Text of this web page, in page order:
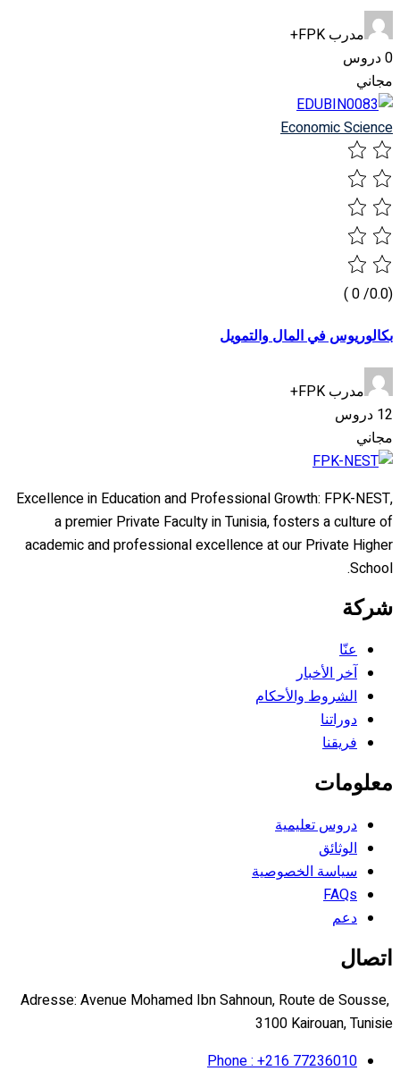
مدرب FPK+
0 دروس
مجاني
Economic Science
(0.0/ 0 )
بكالوريوس في المال والتمويل
مدرب FPK+
12 دروس
مجاني
Excellence in Education and Professional Growth: FPK-NEST,
a premier Private Faculty in Tunisia, fosters a culture of
academic and professional excellence at our Private Higher
School.
شركة
عنّا
آخر الأخبار
الشروط والأحكام
دوراتنا
فريقنا
معلومات
دروس تعليمية
الوثائق
سياسة الخصوصية
FAQs
دعم
اتصال
Adresse: Avenue Mohamed Ibn Sahnoun, Route de Sousse,
3100 Kairouan, Tunisie
Phone : +216 77236010